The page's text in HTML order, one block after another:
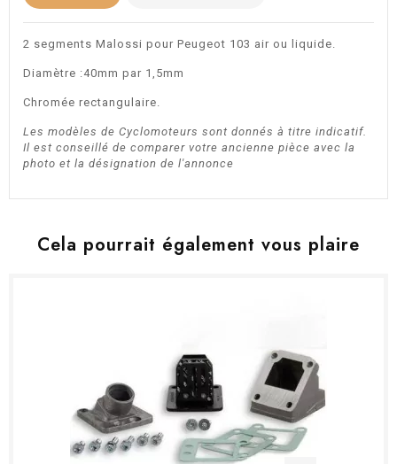
2 segments Malossi pour Peugeot 103 air ou liquide.
Diamètre :40mm par 1,5mm
Chromée rectangulaire.
Les modèles de Cyclomoteurs sont donnés à titre indicatif.
Il est conseillé de comparer votre ancienne pièce avec la
photo et la désignation de l'annonce
Cela pourrait également vous plaire